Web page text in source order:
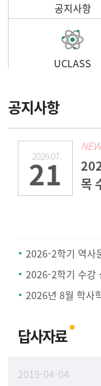
공지사항
UCLASS
공지사항
2026.07.
21
NEW
목
2026-2학기 역사문화학
2026-2학기 수강
2026년 8월 학사
답사자료
2019-04-04